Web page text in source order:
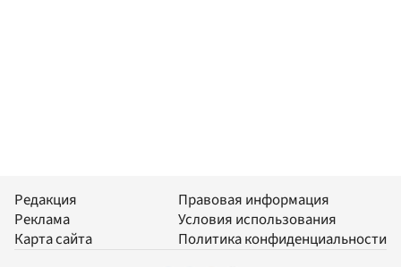
Редакция
Реклама
Карта сайта
Правовая информация
Условия использования
Политика конфиденциальности